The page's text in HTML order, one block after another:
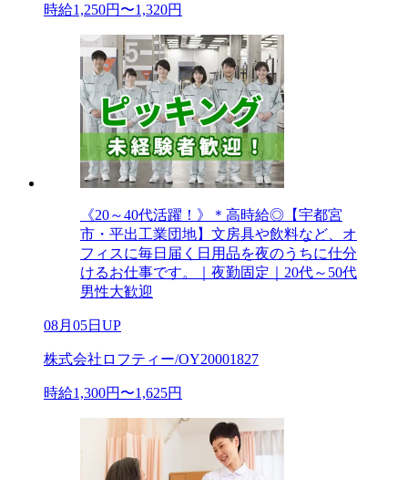
時給1,250円〜1,320円
《20～40代活躍！》＊高時給◎【宇都宮
市・平出工業団地】文房具や飲料など、オ
フィスに毎日届く日用品を夜のうちに仕分
けるお仕事です。｜夜勤固定｜20代～50代
男性大歓迎
08月05日UP
株式会社ロフティー/OY20001827
時給1,300円〜1,625円